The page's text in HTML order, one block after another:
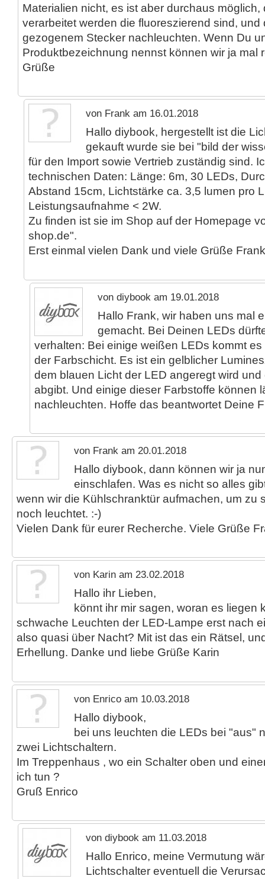
Materialien nicht, es ist aber durchaus möglich,
verarbeitet werden die fluoreszierend sind, und
gezogenem Stecker nachleuchten. Wenn Du
Produktbezeichnung nennst können wir ja mal
Grüße
von Frank am 16.01.2018
Hallo diybook, hergestellt ist die
gekauft wurde sie bei "bild der
für den Import sowie Vertrieb zuständig sind.
technischen Daten: Länge: 6m, 30 LEDs,
Abstand 15cm, Lichtstärke ca. 3,5 lumen pro
Leistungsaufnahme < 2W.
Zu finden ist sie im Shop auf der Homepage
shop.de".
Erst einmal vielen Dank und viele Grüße Frank
von diybook am 19.01.2018
Hallo Frank, wir haben uns mal
gemacht. Bei Deinen LEDs
verhalten: Bei einige weißen LEDs kommt
der Farbschicht. Es ist ein gelblicher
dem blauen Licht der LED angeregt wird
abgibt. Und einige dieser Farbstoffe können
nachleuchten. Hoffe das beantwortet Deine
von Frank am 20.01.2018
Hallo diybook, dann können wir ja
einschlafen. Was es nicht so alles
wenn wir die Kühlschranktür aufmachen, um zu
noch leuchtet. :-)
Vielen Dank für eurer Recherche. Viele Grüße
von Karin am 23.02.2018
Hallo ihr Lieben,
könnt ihr mir sagen, woran es liegen
schwache Leuchten der LED-Lampe erst nach
also quasi über Nacht? Mit ist das ein Rätsel,
Erhellung. Danke und liebe Grüße Karin
von Enrico am 10.03.2018
Hallo diybook,
bei uns leuchten die LEDs bei "aus"
zwei Lichtschaltern.
Im Treppenhaus , wo ein Schalter oben und
ich tun ?
Gruß Enrico
von diybook am 11.03.2018
Hallo Enrico, meine Vermutung
Lichtschalter eventuell die